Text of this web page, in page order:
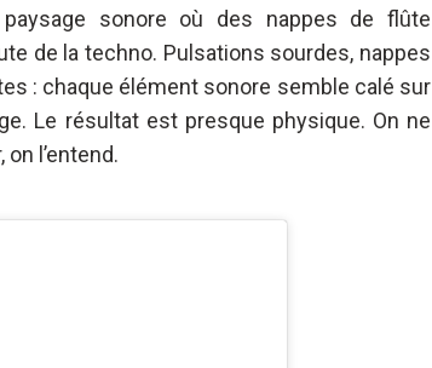
sonore où des nappes de flûte
de la techno. Pulsations sourdes, nappes
: chaque élément sonore semble calé sur
Le résultat est presque physique. On ne
l’entend.